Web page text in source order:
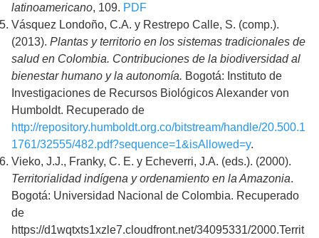
latinoamericano, 109. PDF
Vásquez Londoño, C.A. y Restrepo Calle, S. (comp.).
(2013). Plantas y territorio en los sistemas tradicionales de
salud en Colombia. Contribuciones de la biodiversidad al
bienestar humano y la autonomía. Bogotá: Instituto de
Investigaciones de Recursos Biológicos Alexander von
Humboldt. Recuperado de
http://repository.humboldt.org.co/bitstream/handle/20.500.1
1761/32555/482.pdf?sequence=1&isAllowed=y.
Vieko, J.J., Franky, C. E. y Echeverri, J.A. (eds.). (2000).
Territorialidad indígena y ordenamiento en la Amazonia.
Bogotá: Universidad Nacional de Colombia. Recuperado
de
https://d1wqtxts1xzle7.cloudfront.net/34095331/2000.Territ